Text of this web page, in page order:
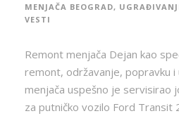
MENJAČA BEOGRAD,
VESTI
Remont menjača Dejan kao
remont, održavanje, popravku i
menjača uspešno je servisirao
za putničko vozilo Ford Transit